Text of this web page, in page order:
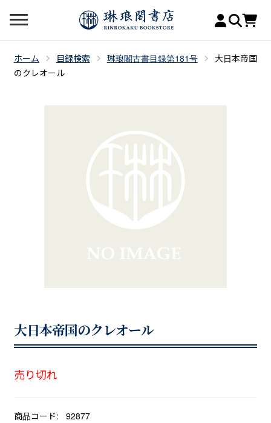
ホーム 目録検索 琳琅閣古書目録第181号
大日本帝国
のクレオール
大日本帝国のクレオール
売り切れ
商品コード:
92877